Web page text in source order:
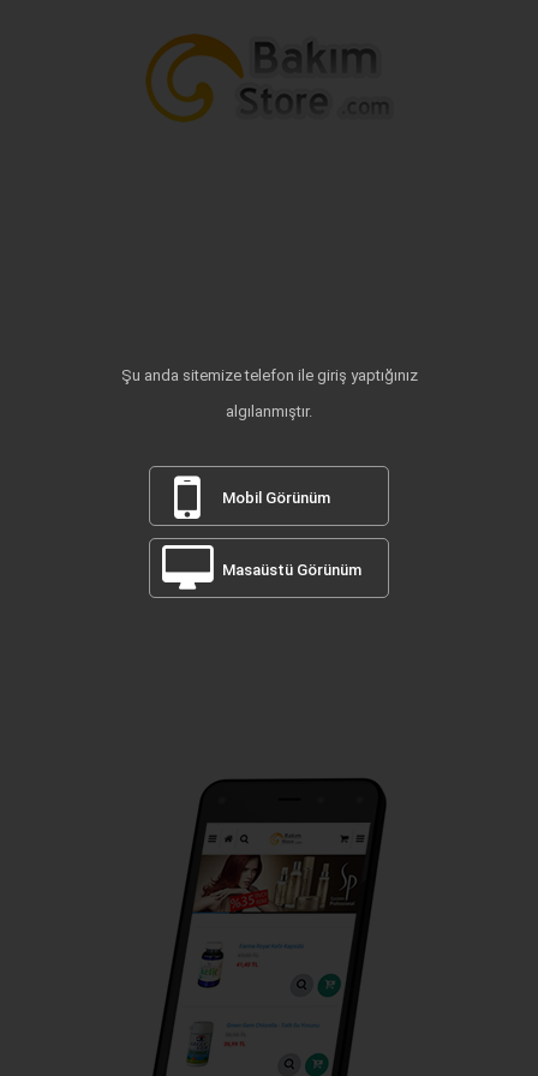
Şu anda sitemize telefon ile giriş yaptığınız
algılanmıştır.
Mobil Görünüm
Masaüstü Görünüm